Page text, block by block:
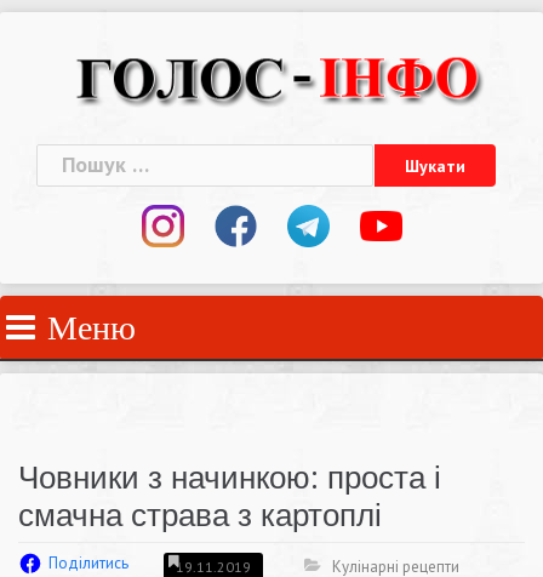
Пошук:
Меню
Човники з начинкою: проста і
смачна страва з картоплі
Поділитись 19.11.2019 Кулінарні рецепти